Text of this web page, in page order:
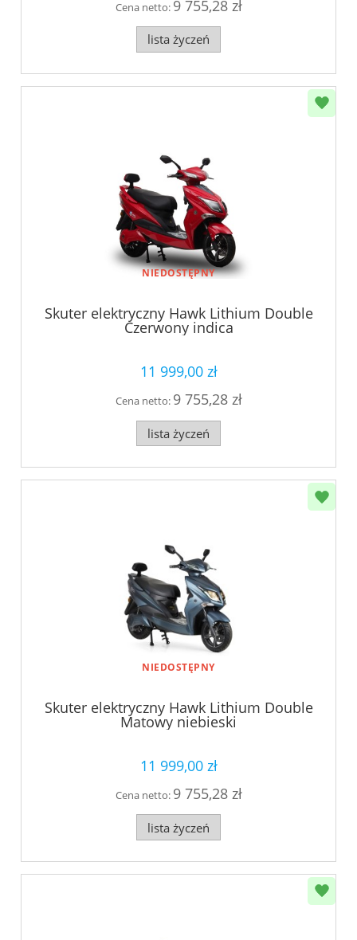
Cena netto: 9 755,28 zł
lista życzeń
NIEDOSTĘPNY
Skuter elektryczny Hawk Lithium Double
Czerwony indica
11 999,00 zł
Cena netto: 9 755,28 zł
lista życzeń
NIEDOSTĘPNY
Skuter elektryczny Hawk Lithium Double
Matowy niebieski
11 999,00 zł
Cena netto: 9 755,28 zł
lista życzeń